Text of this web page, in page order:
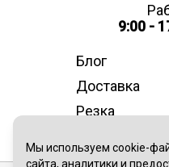
9:00 -
Блог
Доставка
Резка
Мы используем cookie-
сайта, аналитики и